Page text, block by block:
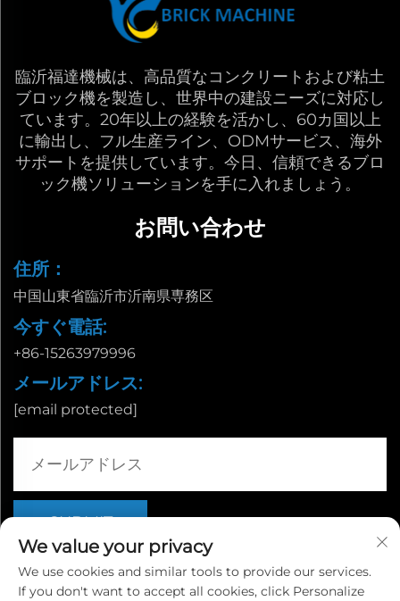
臨沂福達機械は、高品質なコンクリートおよび粘土
ブロック機を製造し、世界中の建設ニーズに対応し
ています。20年以上の経験を活かし、60カ国以上
に輸出し、フル生産ライン、ODMサービス、海外
サポートを提供しています。今日、信頼できるブロ
ック機ソリューションを手に入れましょう。
お問い合わせ
住所：
中国山東省臨沂市沂南県専務区
今すぐ電話:
+86-15263979996
メールアドレス:
[email protected]
Copyright © 山東省臨沂市栄誠国際貿易有限公司 |プライバシー
We value your privacy
We use cookies and similar tools to provide our services.
If you don't want to accept all cookies, click Personalize